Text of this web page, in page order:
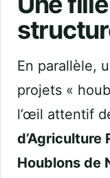
En parallèle,
projets «
l’œil attentif
d’Agriculture
Houblons de